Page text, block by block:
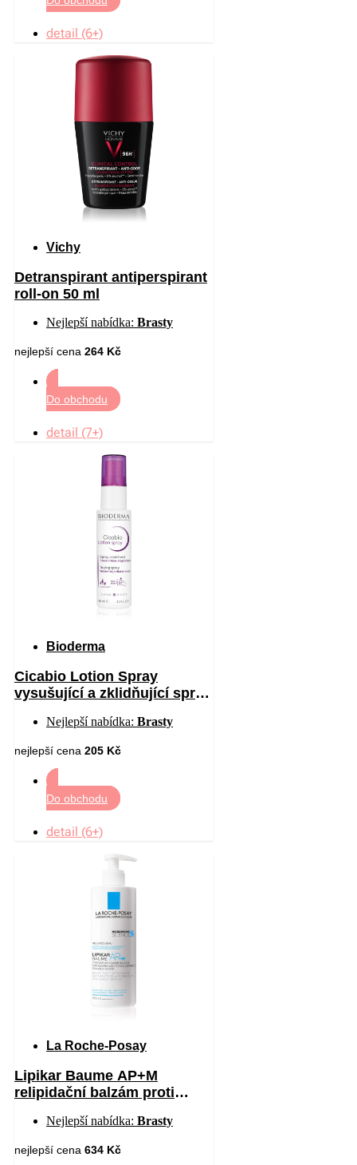
detail (6+)
Vichy
Detranspirant antiperspirant
roll-on 50 ml
Nejlepší nabídka: Brasty
nejlepší cena 264 Kč
Do obchodu
detail (7+)
Bioderma
Cicabio Lotion Spray
vysušující a zklidňující sprej
Nejlepší nabídka: Brasty
nejlepší cena 205 Kč
Do obchodu
detail (6+)
La Roche-Posay
Lipikar Baume AP+M
relipidační balzám proti
pokožky 400 ml
Nejlepší nabídka: Brasty
nejlepší cena 634 Kč